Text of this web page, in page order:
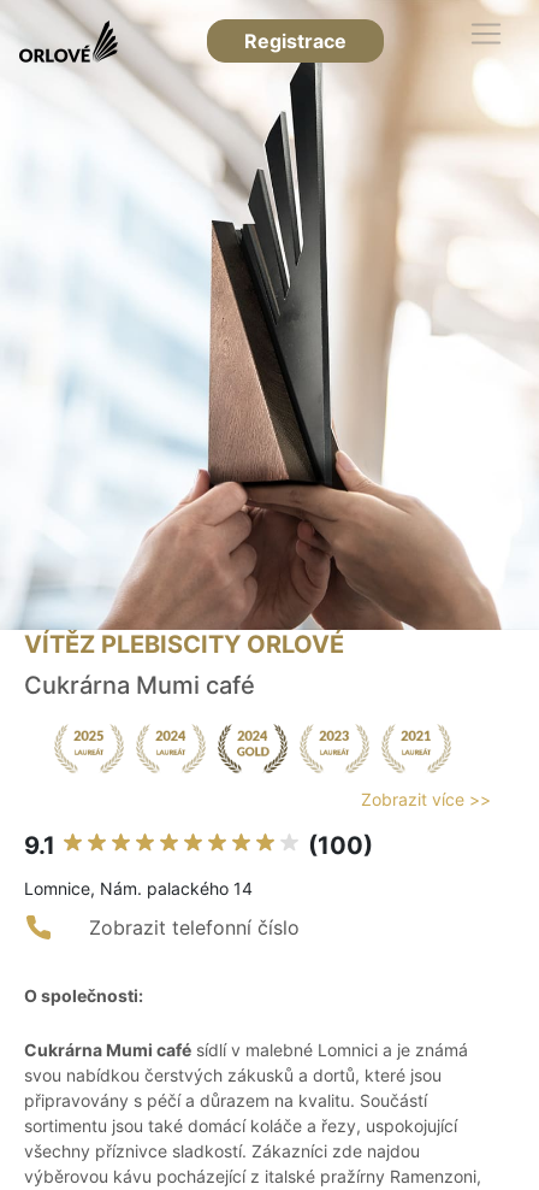
Registrace
VÍTĚZ PLEBISCITY ORLOVÉ
Cukrárna Mumi café
Zobrazit více >>
9.1 (100)
Lomnice, Nám. palackého 14
Zobrazit telefonní číslo
O společnosti:
Cukrárna Mumi café sídlí v malebné Lomnici a je známá
svou nabídkou čerstvých zákusků a dortů, které jsou
připravovány s péčí a důrazem na kvalitu. Součástí
sortimentu jsou také domácí koláče a řezy, uspokojující
všechny příznivce sladkostí. Zákazníci zde najdou
výběrovou kávu pocházející z italské pražírny Ramenzoni,